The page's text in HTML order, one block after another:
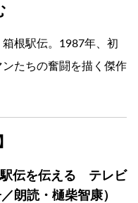
根駅伝。1987年、初
たちの奮闘を描く傑作
駅伝を伝える テレビ
朗読・樋柴智康）